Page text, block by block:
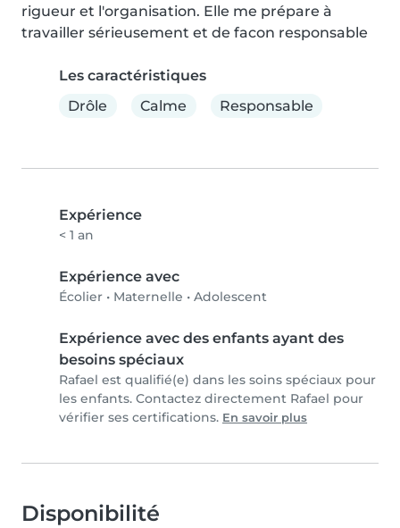
rigueur et l'organisation. Elle me prépare à
travailler sérieusement et de facon responsable
Les caractéristiques
Drôle
Calme Responsable
Expérience
< 1 an
Expérience avec
Écolier • Maternelle • Adolescent
Expérience avec des enfants ayant des
besoins spéciaux
Rafael est qualifié(e) dans les soins spéciaux pour
les enfants. Contactez directement Rafael pour
vérifier ses certifications. En savoir plus
Disponibilité